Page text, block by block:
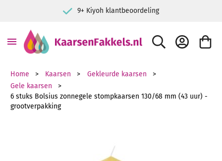
9+ Kiyoh klantbeoordeling
ZOEK ACCOUNT
Home Kaarsen
Gekleurde kaarsen
Gele kaarsen
6 stuks Bolsius zonnegele stompkaarsen 130/68 mm (43 uur) -
grootverpakking